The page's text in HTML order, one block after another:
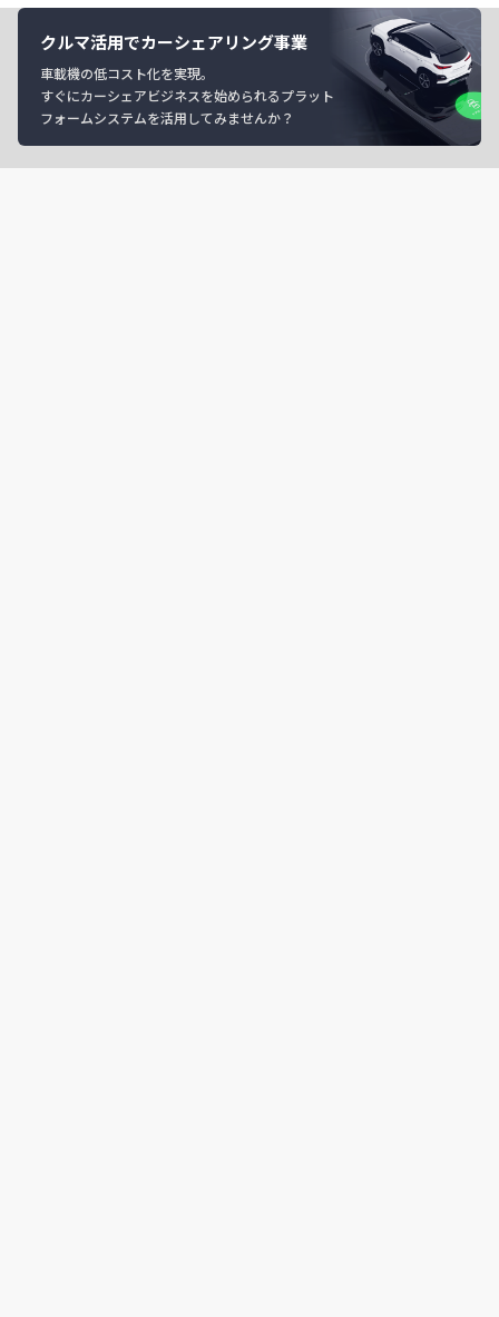
クルマ活用でカーシェアリング事業
車載機の低コスト化を実現。
すぐにカーシェアビジネスを始められるプラット
フォームシステムを活用してみませんか？